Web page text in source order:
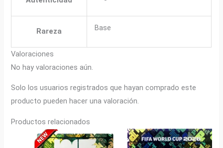
Rareza Base
Valoraciones
No hay valoraciones aún.
Solo los usuarios registrados que hayan comprado este
producto pueden hacer una valoración.
Productos relacionados